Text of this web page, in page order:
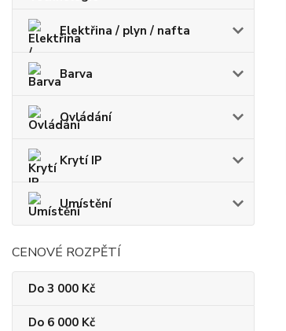
Elektřina / plyn / nafta
Barva
Ovládání
Krytí IP
Umístění
CENOVÉ ROZPĚTÍ
Do 3 000 Kč
Do 6 000 Kč